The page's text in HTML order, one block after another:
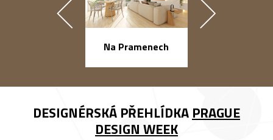
Na Pramenech
DESIGNÉRSKÁ PŘEHLÍDKA PRAGUE
DESIGN WEEK